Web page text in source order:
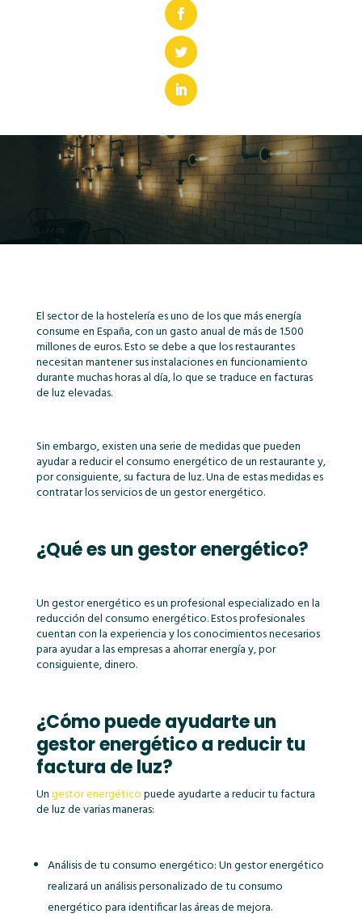
El sector de la hostelería es uno de los que más energía
consume en España, con un gasto anual de más de 1.500
millones de euros. Esto se debe a que los restaurantes
necesitan mantener sus instalaciones en funcionamiento
durante muchas horas al día, lo que se traduce en facturas
de luz elevadas.
Sin embargo, existen una serie de medidas que pueden
ayudar a reducir el consumo energético de un restaurante y,
por consiguiente, su factura de luz. Una de estas medidas es
contratar los servicios de un gestor energético.
¿Qué es un gestor energético?
Un gestor energético es un profesional especializado en la
reducción del consumo energético. Estos profesionales
cuentan con la experiencia y los conocimientos necesarios
para ayudar a las empresas a ahorrar energía y, por
consiguiente, dinero.
¿Cómo puede ayudarte un
gestor energético a reducir tu
factura de luz?
Ungestor energéticopuede ayudarte a reducir tu factura
de luz de varias maneras:
Análisis de tu consumo energético: Un gestor energético
realizará un análisis personalizado de tu consumo
energético para identificar las áreas de mejora.